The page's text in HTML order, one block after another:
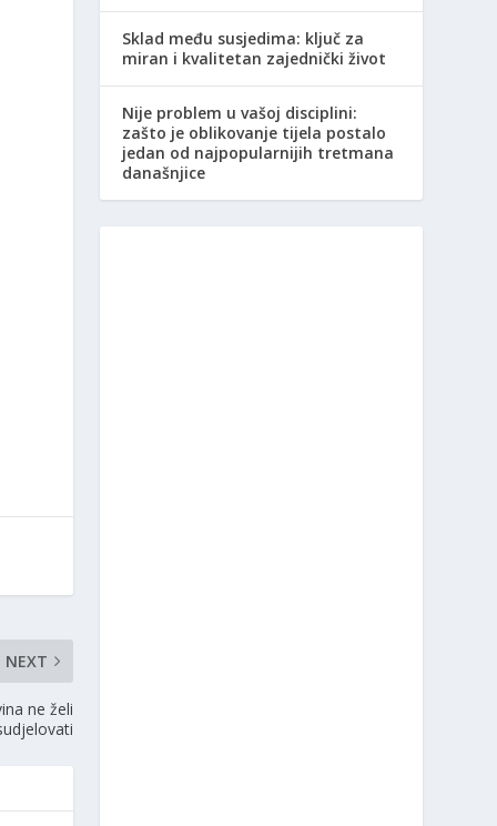
NEXT
ne želi
Sklad među susjedima: ključ za
miran i kvalitetan zajednički život
Nije problem u vašoj disciplini:
zašto je oblikovanje tijela postalo
jedan od najpopularnijih tretmana
današnjice